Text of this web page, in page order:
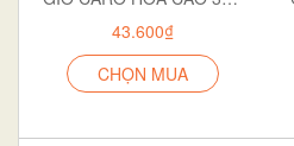
43.600₫
CHỌN MUA